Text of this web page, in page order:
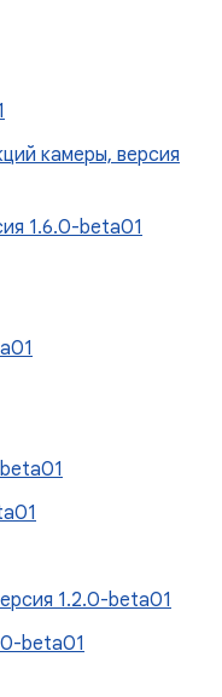
камеры, версия
1.6.0-beta01
1.2.0-beta01
beta01